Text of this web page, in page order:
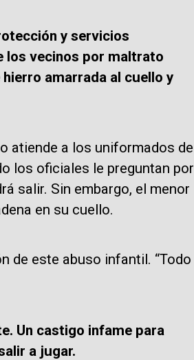
y servicios
los vecinos por maltrato
amarrada al cuello y
atiende a los uniformados de
los oficiales le preguntan por
salir. Sin embargo, el menor
en su cuello.
de este abuso infantil. “Todo
Un castigo infame para
a jugar.